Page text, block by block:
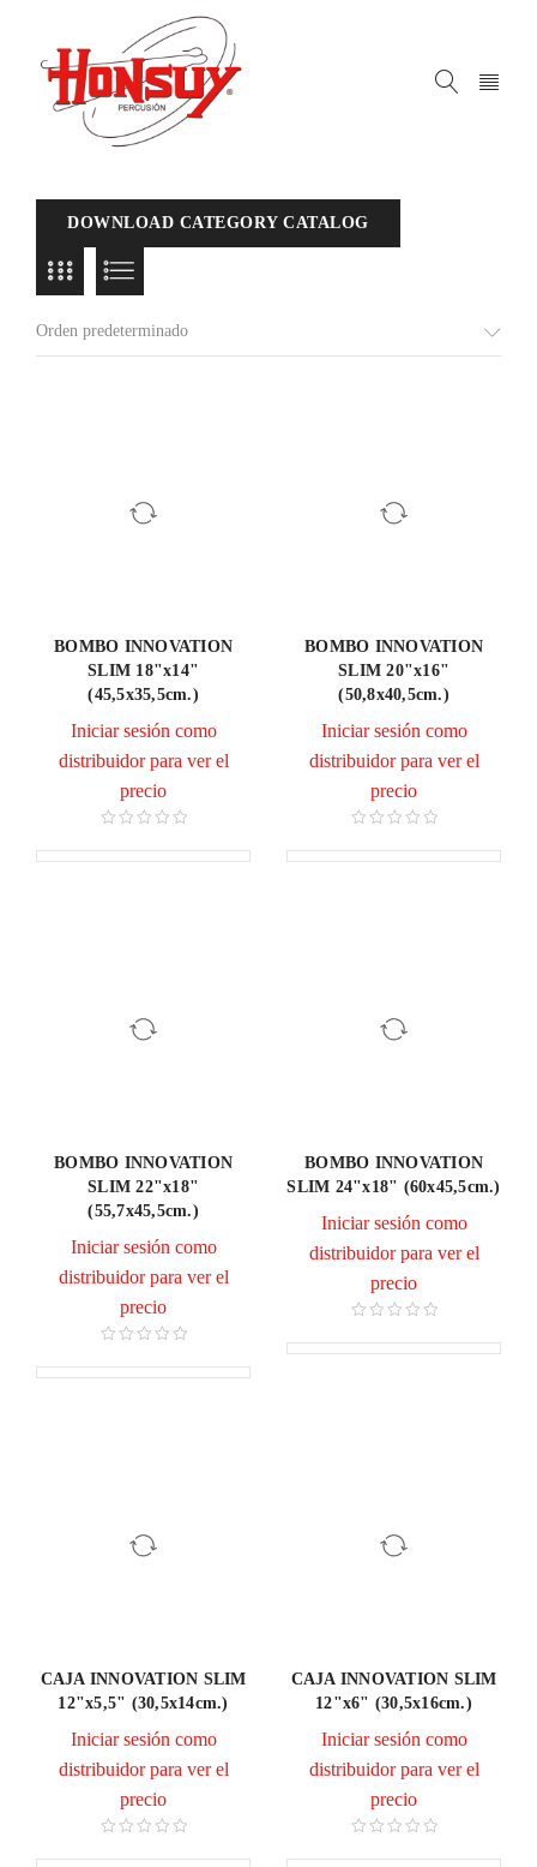
DOWNLOAD CATEGORY CATALOG
Orden predeterminado
BOMBO INNOVATION
SLIM 18"x14"
(45,5x35,5cm.)
Iniciar sesión como
distribuidor para ver el
precio
BOMBO INNOVATION
SLIM 20"x16"
(50,8x40,5cm.)
Iniciar sesión como
distribuidor para ver el
precio
BOMBO INNOVATION
SLIM 22"x18"
(55,7x45,5cm.)
Iniciar sesión como
distribuidor para ver el
precio
BOMBO INNOVATION
SLIM 24"x18" (60x45,5cm.)
Iniciar sesión como
distribuidor para ver el
precio
CAJA INNOVATION SLIM
12"x5,5" (30,5x14cm.)
Iniciar sesión como
distribuidor para ver el
precio
CAJA INNOVATION SLIM
12"x6" (30,5x16cm.)
Iniciar sesión como
distribuidor para ver el
precio